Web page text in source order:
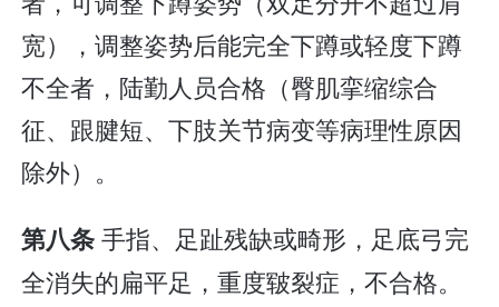
宽），调整姿势后能完全下蹲或轻度下蹲
不全者，陆勤人员合格（臀肌挛缩综合
征、跟腱短、下肢关节病变等病理性原因
除外）。
第八条手指、足趾残缺或畸形，足底弓完
全消失的扁平足，重度皲裂症，不合格。